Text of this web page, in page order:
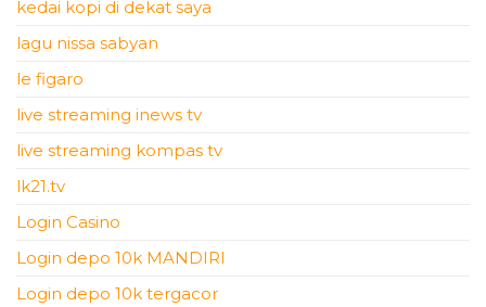
kedai kopi di dekat saya
lagu nissa sabyan
le figaro
live streaming inews tv
live streaming kompas tv
lk21.tv
Login Casino
Login depo 10k MANDIRI
Login depo 10k tergacor